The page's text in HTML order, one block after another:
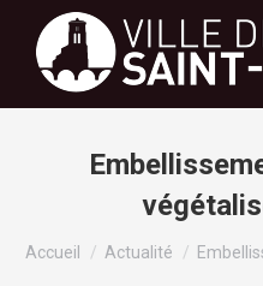
Vous êtes ici :
Accueil Actualité